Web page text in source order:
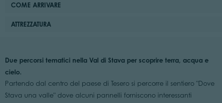
COME ARRIVARE
ATTREZZATURA
Due percorsi tematici nella Val di Stava per scoprire terra, acqua e
cielo.
Partendo dal centro del paese di Tesero si percorre il sentiero "Dove
Stava una valle" dove alcuni pannelli forniscono interessanti